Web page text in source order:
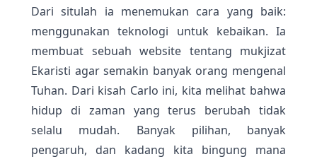
Dari situlah ia menemukan cara yang baik:
menggunakan teknologi untuk kebaikan. Ia
membuat sebuah website tentang mukjizat
Ekaristi agar semakin banyak orang mengenal
Tuhan. Dari kisah Carlo ini, kita melihat bahwa
hidup di zaman yang terus berubah tidak
selalu mudah. Banyak pilihan, banyak
pengaruh, dan kadang kita bingung mana